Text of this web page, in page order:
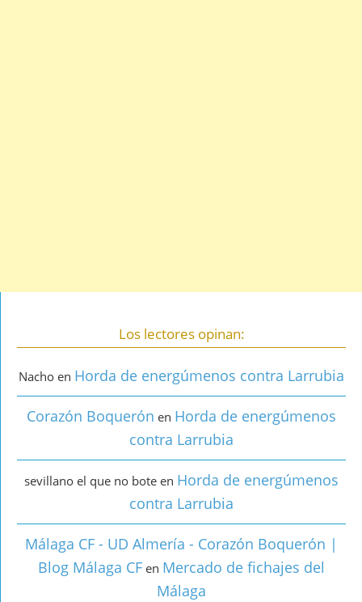
Los lectores opinan:
Nacho en Horda de energúmenos contra Larrubia
Corazón Boquerón en Horda de energúmenos
contra Larrubia
sevillano el que no bote en Horda de energúmenos
contra Larrubia
Málaga CF - UD Almería - Corazón Boquerón |
Blog Málaga CF en Mercado de fichajes del
Málaga